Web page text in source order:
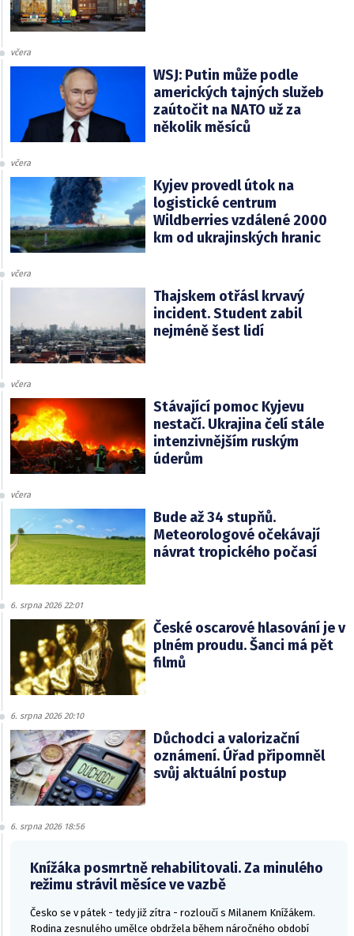
včera
WSJ: Putin může podle
amerických tajných služeb
zaútočit na NATO už za
několik měsíců
včera
Kyjev provedl útok na
logistické centrum
Wildberries vzdálené 2000
km od ukrajinských hranic
včera
Thajskem otřásl krvavý
incident. Student zabil
nejméně šest lidí
včera
Stávající pomoc Kyjevu
nestačí. Ukrajina čelí stále
intenzivnějším ruským
úderům
včera
Bude až 34 stupňů.
Meteorologové očekávají
návrat tropického počasí
6. srpna 2026 22:01
České oscarové hlasování je v
plném proudu. Šanci má pět
filmů
6. srpna 2026 20:10
Důchodci a valorizační
oznámení. Úřad připomněl
svůj aktuální postup
6. srpna 2026 18:56
Knížáka posmrtně rehabilitovali. Za minulého
režimu strávil měsíce ve vazbě
Česko se v pátek - tedy již zítra - rozloučí s Milanem Knížákem.
Rodina zesnulého umělce obdržela během náročného období